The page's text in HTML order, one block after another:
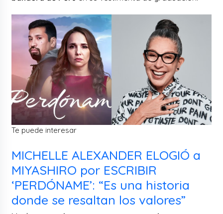
Te puede interesar
MICHELLE ALEXANDER ELOGIÓ a
MIYASHIRO por ESCRIBIR
‘PERDÓNAME’: “Es una historia
donde se resaltan los valores”